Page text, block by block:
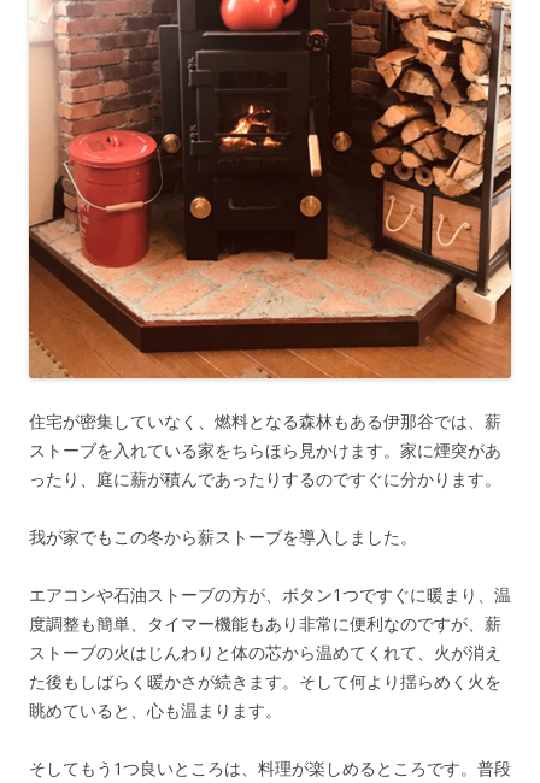
住宅が密集していなく、燃料となる森林もある伊那谷では、薪
ストーブを入れている家をちらほら見かけます。家に煙突があ
ったり、庭に薪が積んであったりするのですぐに分かります。
我が家でもこの冬から薪ストーブを導入しました。
エアコンや石油ストーブの方が、ボタン1つですぐに暖まり、温
度調整も簡単、タイマー機能もあり非常に便利なのですが、薪
ストーブの火はじんわりと体の芯から温めてくれて、火が消え
た後もしばらく暖かさが続きます。そして何より揺らめく火を
眺めていると、心も温まります。
そしてもう1つ良いところは、料理が楽しめるところです。普段